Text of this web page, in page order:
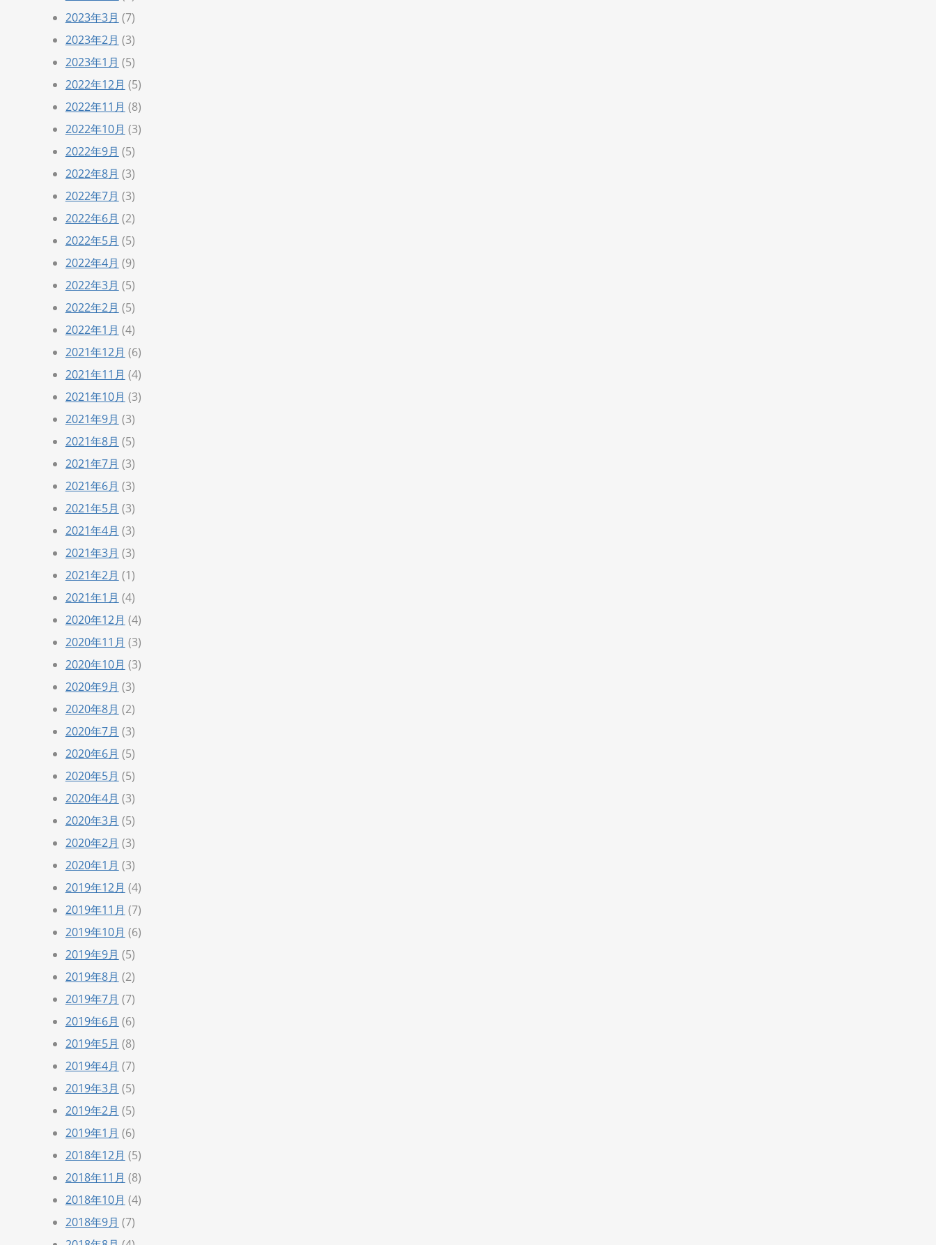
2023年3月 (7)
2023年2月 (3)
2023年1月 (5)
2022年12月 (5)
2022年11月 (8)
2022年10月 (3)
2022年9月 (5)
2022年8月 (3)
2022年7月 (3)
2022年6月 (2)
2022年5月 (5)
2022年4月 (9)
2022年3月 (5)
2022年2月 (5)
2022年1月 (4)
2021年12月 (6)
2021年11月 (4)
2021年10月 (3)
2021年9月 (3)
2021年8月 (5)
2021年7月 (3)
2021年6月 (3)
2021年5月 (3)
2021年4月 (3)
2021年3月 (3)
2021年2月 (1)
2021年1月 (4)
2020年12月 (4)
2020年11月 (3)
2020年10月 (3)
2020年9月 (3)
2020年8月 (2)
2020年7月 (3)
2020年6月 (5)
2020年5月 (5)
2020年4月 (3)
2020年3月 (5)
2020年2月 (3)
2020年1月 (3)
2019年12月 (4)
2019年11月 (7)
2019年10月 (6)
2019年9月 (5)
2019年8月 (2)
2019年7月 (7)
2019年6月 (6)
2019年5月 (8)
2019年4月 (7)
2019年3月 (5)
2019年2月 (5)
2019年1月 (6)
2018年12月 (5)
2018年11月 (8)
2018年10月 (4)
2018年9月 (7)